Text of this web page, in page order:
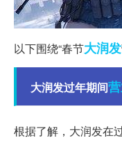
以下围绕“春节大润发
大润发过年期间
根据了解，大润发在